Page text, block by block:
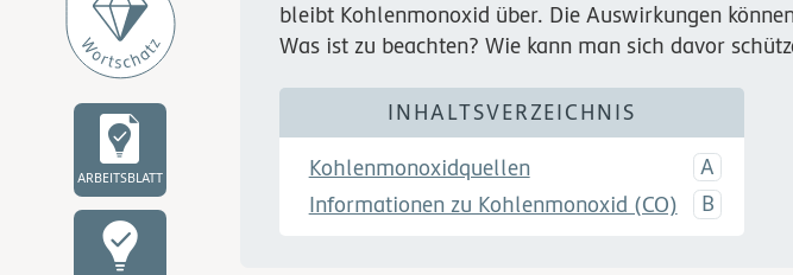
bleibt Kohlenmonoxid über. Die Auswirkungen
Was ist zu beachten? Wie kann man sich davor
INHALTSVERZEICHNIS
Kohlenmonoxidquellen
Informationen zu Kohlenmonoxid (CO)
ARBEITSBLATT